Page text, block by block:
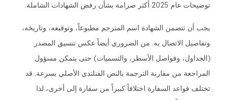
توضيحات عام 2025 أكثر صرامة بشأن رفض الشهادات الشاملة.
يجب أن تتضمن الشهادة اسم المترجم مطبوعاً، وتوقيعه، وتاريخه،
وتفاصيل الاتصال به. من الضروري أيضاً عكس تنسيق المصدر
(الجداول، وفواصل الأسطر، والتسميات) حتى يتمكن مسؤول
المراجعة من مقارنة الترجمة بالنص الفنلندي الأصلي بسرعة. قد
تختلف قواعد السفارة اختلافاً كبيراً من سفارة إلى أخرى، لذا